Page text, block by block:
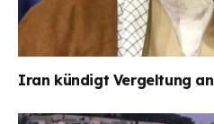
Iran kündigt Vergeltung an